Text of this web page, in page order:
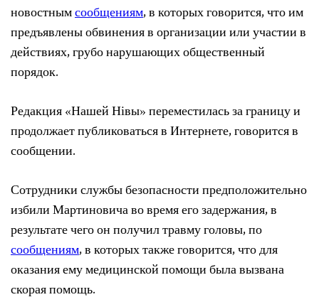
новостнымсообщениям, в которых говорится, что им
предъявлены обвинения в организации или участии в
действиях, грубо нарушающих общественный
порядок.
Редакция «Нашей Нівы» переместилась за границу и
продолжает публиковаться в Интернете, говорится в
сообщении.
Сотрудники службы безопасности предположительно
избили Мартиновича во время его задержания, в
результате чего он получил травму головы, по
сообщениям, в которых также говорится, что для
оказания ему медицинской помощи была вызвана
скорая помощь.